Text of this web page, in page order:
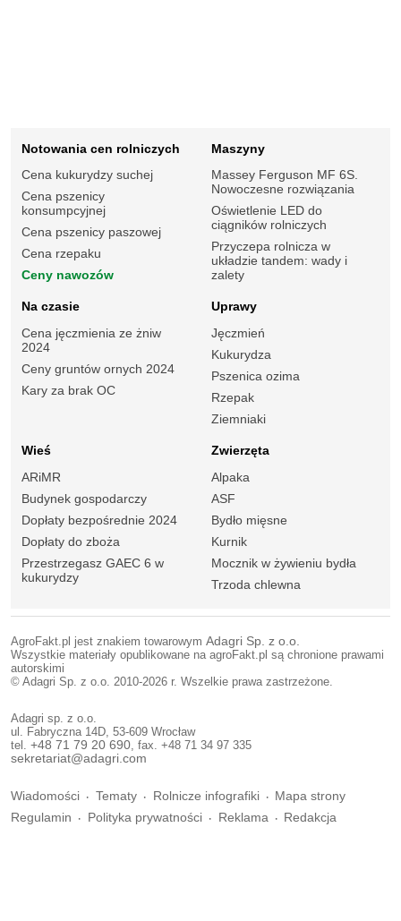
Notowania cen rolniczych
Cena kukurydzy suchej
Cena pszenicy
konsumpcyjnej
Cena pszenicy paszowej
Cena rzepaku
Ceny nawozów
Maszyny
Massey Ferguson MF 6S.
Nowoczesne rozwiązania
Oświetlenie LED do
ciągników rolniczych
Przyczepa rolnicza w
układzie tandem: wady i
zalety
Na czasie
Cena jęczmienia ze żniw
2024
Ceny gruntów ornych 2024
Kary za brak OC
Uprawy
Jęczmień
Kukurydza
Pszenica ozima
Rzepak
Ziemniaki
Wieś
ARiMR
Budynek gospodarczy
Dopłaty bezpośrednie 2024
Dopłaty do zboża
Przestrzegasz GAEC 6 w
kukurydzy
Zwierzęta
Alpaka
ASF
Bydło mięsne
Kurnik
Mocznik w żywieniu bydła
Trzoda chlewna
AgroFakt.pl jest znakiem towarowym Adagri Sp. z o.o.
Wszystkie materiały opublikowane na agroFakt.pl są chronione prawami
autorskimi
© Adagri Sp. z o.o. 2010-2026 r. Wszelkie prawa zastrzeżone.
Adagri sp. z o.o.
ul. Fabryczna 14D, 53-609 Wrocław
tel. +48 71 79 20 690 , fax. +48 71 34 97 335
sekretariat@adagri.com
Wiadomości Tematy Rolnicze infografiki
Mapa strony
Regulamin
Polityka prywatności Reklama Redakcja